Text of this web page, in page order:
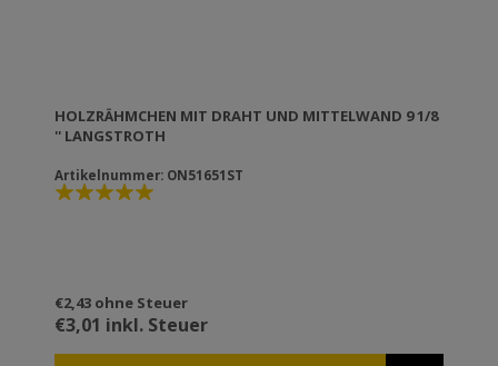
HOLZRÄHMCHEN MIT DRAHT UND MITTELWAND 9 1/8
'' LANGSTROTH
Artikelnummer: ON51651ST
€2,43 ohne Steuer
€3,01 inkl. Steuer